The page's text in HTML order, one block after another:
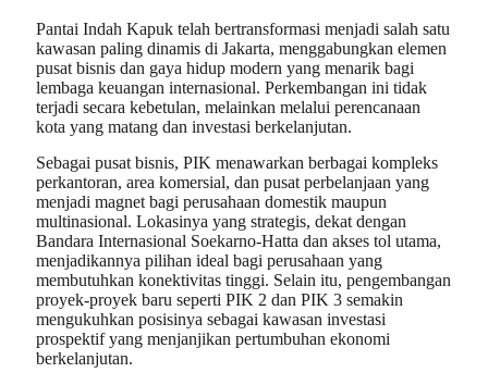
Pantai Indah Kapuk telah bertransformasi menjadi salah satu
kawasan paling dinamis di Jakarta, menggabungkan elemen
pusat bisnis dan gaya hidup modern yang menarik bagi
lembaga keuangan internasional. Perkembangan ini tidak
terjadi secara kebetulan, melainkan melalui perencanaan
kota yang matang dan investasi berkelanjutan.
Sebagai pusat bisnis, PIK menawarkan berbagai kompleks
perkantoran, area komersial, dan pusat perbelanjaan yang
menjadi magnet bagi perusahaan domestik maupun
multinasional. Lokasinya yang strategis, dekat dengan
Bandara Internasional Soekarno-Hatta dan akses tol utama,
menjadikannya pilihan ideal bagi perusahaan yang
membutuhkan konektivitas tinggi. Selain itu, pengembangan
proyek-proyek baru seperti PIK 2 dan PIK 3 semakin
mengukuhkan posisinya sebagai kawasan investasi
prospektif yang menjanjikan pertumbuhan ekonomi
berkelanjutan.